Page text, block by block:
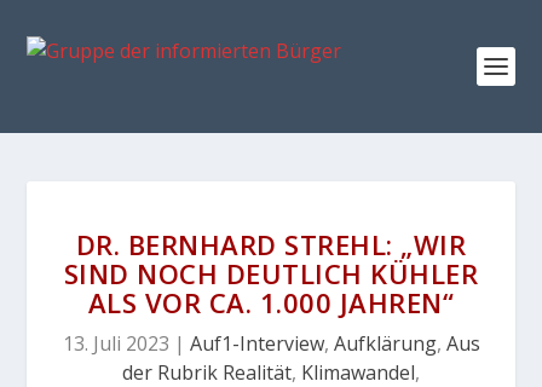
DR. BERNHARD STREHL: „WIR
SIND NOCH DEUTLICH KÜHLER
ALS VOR CA. 1.000 JAHREN“
13. Juli 2023 | Auf1-Interview, Aufklärung, Aus
der Rubrik Realität, Klimawandel,